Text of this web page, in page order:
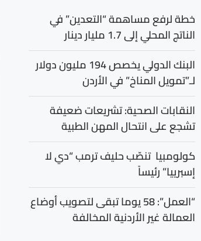
خطة لرفع مساهمة “التعدين” في
الناتج المحلي إلى 1.7 مليار دينار
البنك الدولي يخصص 194 مليون دولار
لـ”تمويل المناخ” في الأردن
النقابات الصحية: تشريعات ضعيفة
تشجع على انتحال المهن الطبية
كولومبيا تنصّب حليف ترمب “دي لا
إسبرييا” رئيساً
“العمل”: 58 يوما تبقى لتصويب أوضاع
العمالة غير الأردنية المخالفة